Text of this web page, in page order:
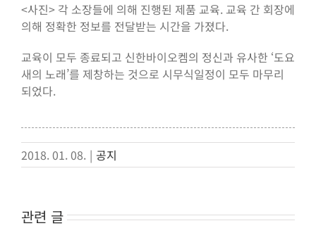
<사진> 각 소장들에 의해 진행된 제품 교육. 교육 간 회장에
의해 정확한 정보를 전달받는 시간을 가졌다.
교육이 모두 종료되고 신한바이오켐의 정신과 유사한 ‘도요
새의 노래’를 제창하는 것으로 시무식일정이 모두 마무리
되었다.
2018. 01. 08. | 공지
관련 글